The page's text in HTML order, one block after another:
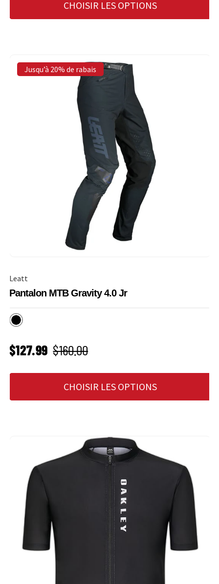
CHOISIR LES OPTIONS
Jusqu’à 20% de rabais
Leatt
Pantalon MTB Gravity 4.0 Jr
Noir
PRIX SOLDÉ
$127.99 Prix habituel
$160.00
CHOISIR LES OPTIONS